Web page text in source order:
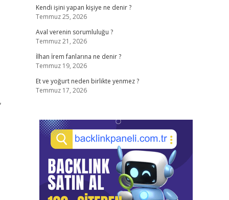
Kendi işini yapan kişiye ne denir ?
Temmuz 25, 2026
Aval verenin sorumluluğu ?
Temmuz 21, 2026
İlhan İrem fanlarına ne denir ?
Temmuz 19, 2026
Et ve yoğurt neden birlikte yenmez ?
Temmuz 17, 2026